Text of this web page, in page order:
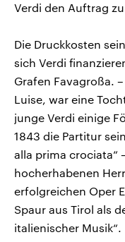
Verdi den Auftrag
Die Druckkosten
sich Verdi
Grafen Favagroßa.
Luise, war eine
junge Verdi einige
1843 die Partitur
alla prima crociata“
hocherhabenen
erfolgreichen Oper
Spaur aus Tirol als
italienischer Musik“.